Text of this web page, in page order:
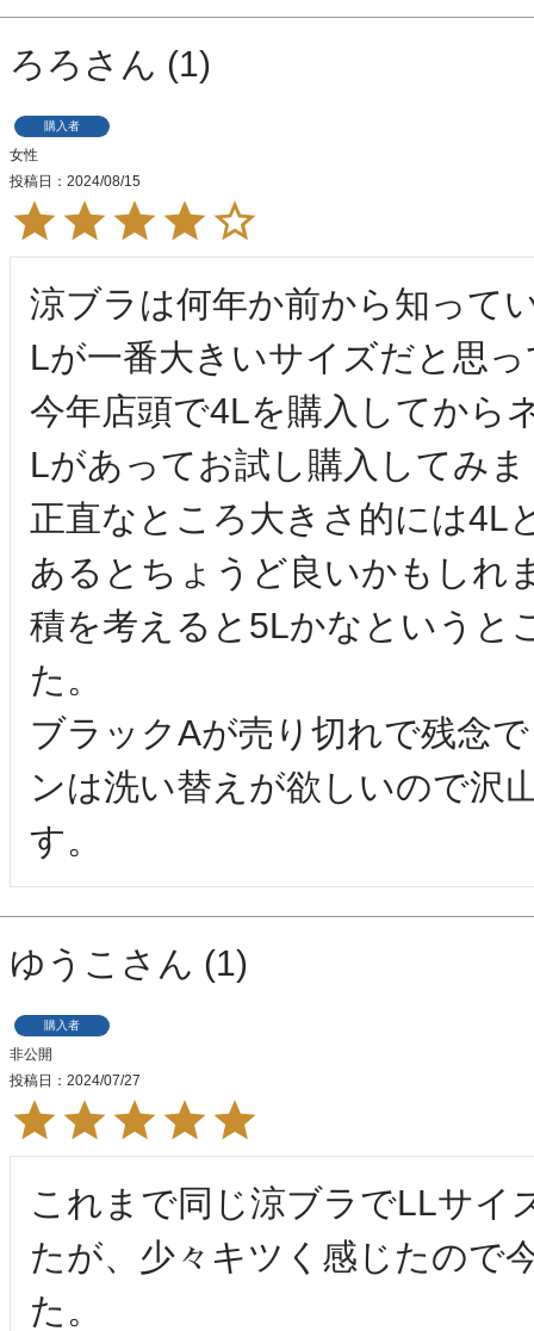
ろろ 1
購入者
女性
投稿日
2024/08/15
涼ブラは何年か前から知って
Lが一番大きいサイズだと思
今年店頭で4Lを購入してから
Lがあってお試し購入してみ
正直なところ大きさ的には4L
あるとちょうど良いかもしれ
積を考えると5Lかなというと
た。
ブラックAが売り切れで残念
ンは洗い替えが欲しいので沢
す。
ゆうこ 1
購入者
非公開
投稿日
2024/07/27
これまで同じ涼ブラでLLサイ
たが、少々キツく感じたので
た。